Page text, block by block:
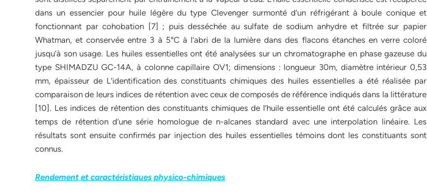
dans un essencier pour huile légère du type Clevenger surmonté d’un réfrigérant à boule conique et
fonctionnant par cohobation [7] ; puis desséchée au sulfate de sodium anhydre et filtrée sur papier
Whatman, et conservée entre 3 à 5°C à l’abri de la lumière dans des flacons étanches en verre coloré
jusqu’à son usage. Les huiles essentielles ont été analysées sur un chromatographe en phase gazeuse du
type SHIMADZU GC-14A, à colonne capillaire OV1; dimensions : longueur 30m, diamètre intérieur 0,53
mm, épaisseur de L’identification des constituants chimiques des huiles essentielles a été réalisée par
comparaison de leurs indices de rétention avec ceux de composés de référence indiqués dans la littérature
[10]. Les indices de rétention des constituants chimiques de l’huile essentielle ont été calculés grâce aux
temps de rétention d’une série homologue de n-alcanes standard avec une interpolation linéaire. Les
résultats sont ensuite confirmés par injection des huiles essentielles témoins dont les constituants sont
connus.
Rendement et caractéristiques physico-chimiques